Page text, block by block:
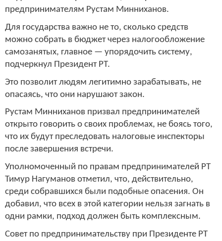
предпринимателям Рустам Минниханов.
Для государства важно не то, сколько средств
можно собрать в бюджет через налогообложение
самозанятых, главное — упорядочить систему,
подчеркнул Президент РТ.
Это позволит людям легитимно зарабатывать, не
опасаясь, что они нарушают закон.
Рустам Минниханов призвал предпринимателей
открыто говорить о своих проблемах, не боясь того,
что их будут преследовать налоговые инспекторы
после завершения встречи.
Уполномоченный по правам предпринимателей РТ
Тимур Нагуманов отметил, что, действительно,
среди собравшихся были подобные опасения. Он
добавил, что всех в этой категории нельзя загнать в
одни рамки, подход должен быть комплексным.
Совет по предпринимательству при Президенте РТ